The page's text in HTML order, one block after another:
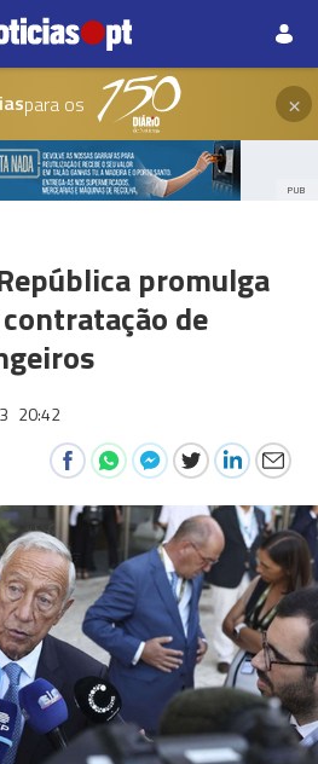
para os ×
PUB
promulga
de
20:42